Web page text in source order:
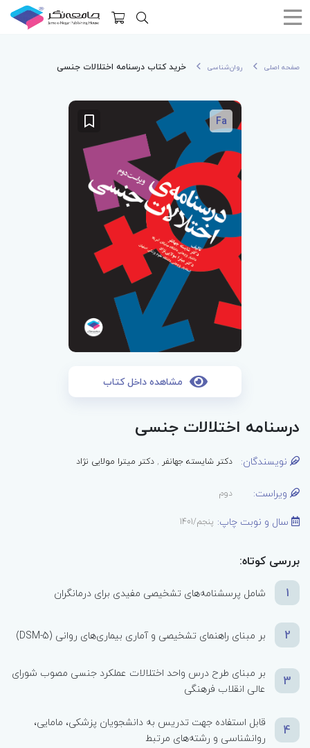
صفحه اصلی روان‌شناسی خرید کتاب درسنامه اختلالات جنسی
Fa
مشاهده داخل کتاب
درسنامه اختلالات جنسی
نویسندگان: دکتر شایسته جهانفر ,دکتر میترا مولایی نژاد
ویراست: دوم
سال و نوبت چاپ: پنجم/1401
بررسی کوتاه:
1
شامل پرسشنامه‌های تشخیصی مفیدی برای درمانگران
2 بر مبنای راهنمای تشخیصی و آماری بیماری‌های روانی (DSM-5)
3
بر مبنای طرح درس واحد اختلالات عملکرد جنسی مصوب شورای
عالی انقلاب فرهنگی
4
قابل استفاده جهت تدریس به دانشجویان پزشکی، ‏مامایی‏،
روانشناسی و رشته‌های مرتبط